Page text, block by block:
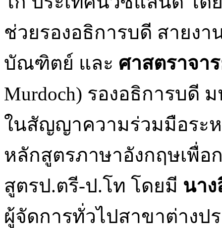
ช่วยรองอธิการบดี สายง
บัณฑิตย์ และ ศาสตราจา
Murdoch) รองอธิการบดี
ในสัญญาความร่วมมือระ
หลักสูตรภาษาอังกฤษเพื่อ
สูตรป.ตรี-ป.โท โดยมี นา
ผู้จัดการทั่วไปสาขาต่างป